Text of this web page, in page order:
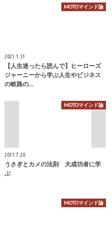
MOTOマインド論
2021.1.31
【人生迷ったら読んで】ヒーローズ
ジャーニーから学ぶ人生やビジネス
の岐路の…
MOTOマインド論
2011.7.20
うさぎとカメの法則 大成功者に学
ぶ
MOTOマインド論